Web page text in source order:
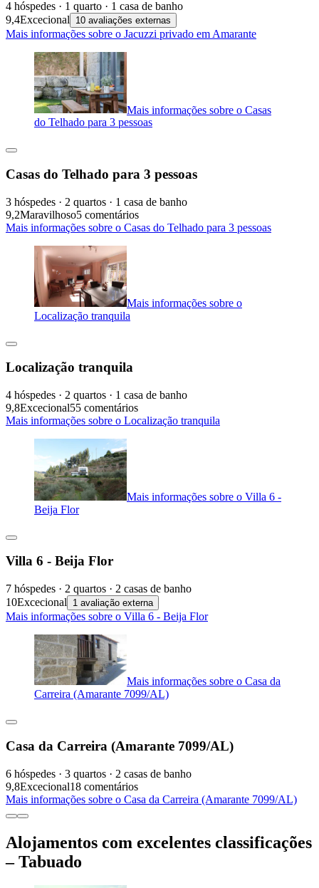
4 hóspedes · 1 quarto · 1 casa de banho
9,4Excecional 10 avaliações externas
Mais informações sobre o Jacuzzi privado em Amarante
Mais informações sobre o Casas
do Telhado para 3 pessoas
Casas do Telhado para 3 pessoas
3 hóspedes · 2 quartos · 1 casa de banho
9,2Maravilhoso5 comentários
Mais informações sobre o Casas do Telhado para 3 pessoas
Mais informações sobre o
Localização tranquila
Localização tranquila
4 hóspedes · 2 quartos · 1 casa de banho
9,8Excecional55 comentários
Mais informações sobre o Localização tranquila
Mais informações sobre o Villa 6 -
Beija Flor
Villa 6 - Beija Flor
7 hóspedes · 2 quartos · 2 casas de banho
10Excecional 1 avaliação externa
Mais informações sobre o Villa 6 - Beija Flor
Mais informações sobre o Casa da
Carreira (Amarante 7099/AL)
Casa da Carreira (Amarante 7099/AL)
6 hóspedes · 3 quartos · 2 casas de banho
9,8Excecional18 comentários
Mais informações sobre o Casa da Carreira (Amarante 7099/AL)
Alojamentos com excelentes classificações
– Tabuado